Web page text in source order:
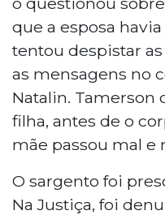
que a esposa
tentou despistar
as mensagens no
Natalin. Tamerson
filha, antes de o
mãe passou mal e
O sargento foi
Na Justiça, foi